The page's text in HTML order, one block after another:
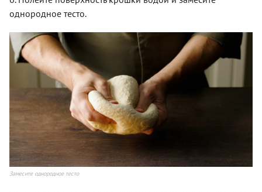
однородное тесто.
Замесите однородное тесто